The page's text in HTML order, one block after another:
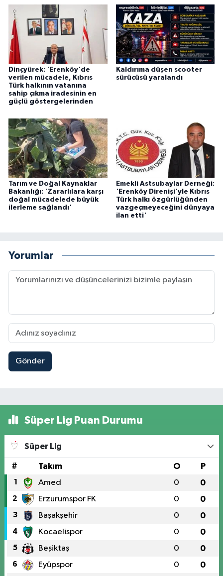
Dinçyürek: 'Erenköy'de
verilen mücadele, Kıbrıs
Türk halkının vatanına
sahip çıkma iradesinin en
güçlü göstergelerinden
Kaldırıma düşen scooter
sürücüsü yaralandı
Tarım ve Doğal Kaynaklar
Bakanlığı: 'Zararlılara karşı
doğal mücadelede büyük
ilerleme sağlandı'
Emekli Astsubaylar Derneği:
'Erenköy Direnişi'yle Kıbrıs
Türk halkı özgürlüğünden
vazgeçmeyeceğini dünyaya
ilan etti'
Yorumlar
Gönder
Süper Lig Puan Durumu
Süper Lig
# Takım O P
1 Amed 0 0
2 Erzurumspor FK 0 0
3 Başakşehir 0 0
4 Kocaelispor 0 0
5 Beşiktaş 0 0
6 Eyüpspor 0 0